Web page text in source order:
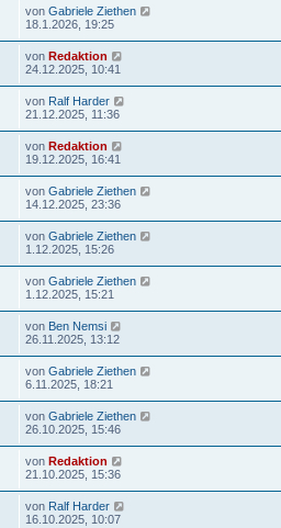
von Gabriele Ziethen
18.1.2026, 19:25
von Redaktion
24.12.2025, 10:41
von Ralf Harder
21.12.2025, 11:36
von Redaktion
19.12.2025, 16:41
von Gabriele Ziethen
14.12.2025, 23:36
von Gabriele Ziethen
1.12.2025, 15:26
von Gabriele Ziethen
1.12.2025, 15:21
von Ben Nemsi
26.11.2025, 13:12
von Gabriele Ziethen
6.11.2025, 18:21
von Gabriele Ziethen
26.10.2025, 15:46
von Redaktion
21.10.2025, 15:36
von Ralf Harder
16.10.2025, 10:07